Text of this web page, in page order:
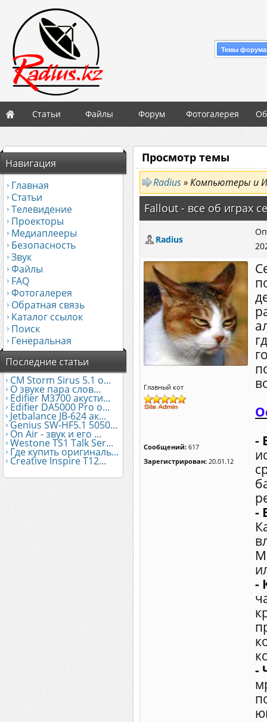
Темы
Статьи Файлы Форум Фотогалерея
Навигация
Главная
Статьи
Телевидение
Проекторы
Медиаплееры
Безопасность
Звук
Файлы
FAQ
Фотогалерея
Обратная связь
Каталог ссылок
Поиск
Генеральная
Последние статьи
CM Storm Sirus 5.1 о...
О звуке пара слов...
Edifier М3700 акусти...
Edifier DA5000 Pro о...
Jetbalance JB-624 ак...
Genius SW-HF5.1 5050...
On Air - звук и его ...
Westone TS1 Talk Ser...
Где купить оригиналь...
Creative Inspire T12...
Просмотр темы
Radius» Компьютеры и
Fallout - все об играх
Radius
Главный кот
Сообщений: 617
Зарегистрирован: 20.01.12
-
-
-
-